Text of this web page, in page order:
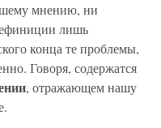
мнению, ни
лишь
конца те проблемы,
Говоря, содержатся
, отражающем нашу